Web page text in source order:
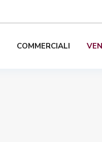
COMMERCIALI